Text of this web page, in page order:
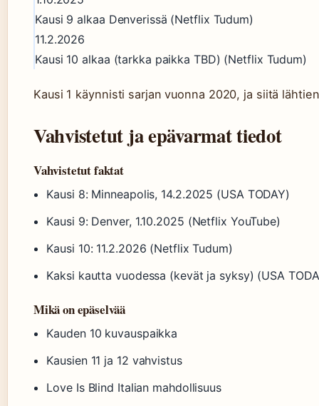
Kausi 9 alkaa Denverissä (Netflix Tudum)
11.2.2026
Kausi 10 alkaa (tarkka paikka TBD) (Netflix Tudum)
Kausi 1 käynnisti sarjan vuonna 2020, ja siitä
Vahvistetut ja epävarmat tiedot
Vahvistetut faktat
Kausi 8: Minneapolis, 14.2.2025 (USA TODAY)
Kausi 9: Denver, 1.10.2025 (Netflix YouTube)
Kausi 10: 11.2.2026 (Netflix Tudum)
Kaksi kautta vuodessa (kevät ja syksy) (USA
Mikä on epäselvää
Kauden 10 kuvauspaikka
Kausien 11 ja 12 vahvistus
Love Is Blind Italian mahdollisuus